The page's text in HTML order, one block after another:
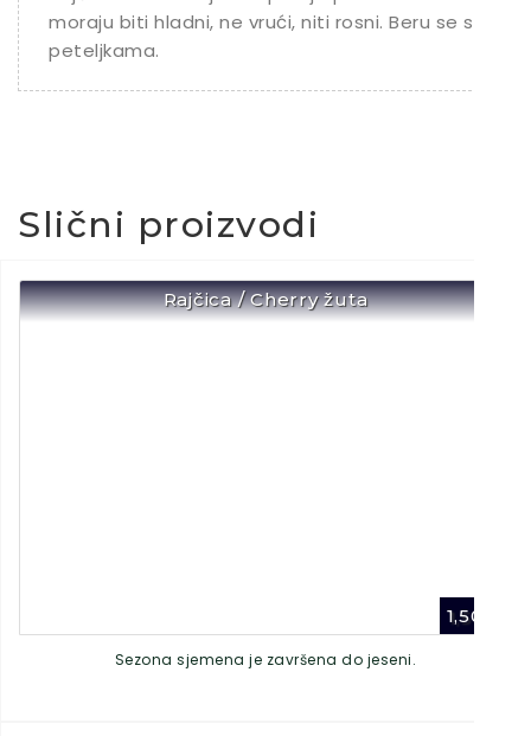
moraju biti hladni, ne vrući, niti rosni. Beru se s
peteljkama.
Slični proizvodi
Rajčica / Cherry žuta
1,50
Sezona sjemena je završena do jeseni.